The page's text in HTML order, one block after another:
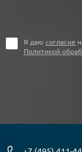
Я даю согласие
Политикой